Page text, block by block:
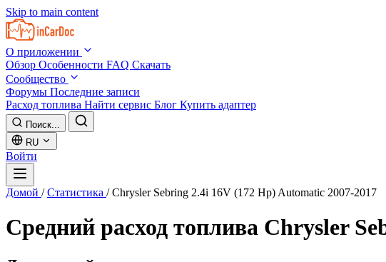
Skip to main content
О приложении
Обзор Особенности FAQ Скачать
Сообщество
Форумы Последние записи
Расход топлива Найти сервис Блог Купить адаптер
Поиск...
RU
Войти
Домой / Статистика / Chrysler Sebring 2.4i 16V (172 Hp) Automatic 2007-2017
Средний расход топлива Chrysler